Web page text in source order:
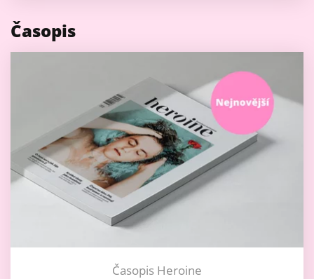
Časopis
Časopis Heroine